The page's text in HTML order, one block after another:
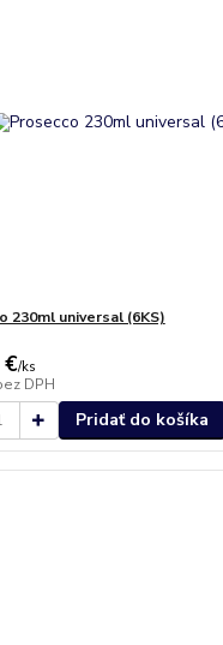
230ml universal (6KS)
€/ks
DPH
Pridať do košíka